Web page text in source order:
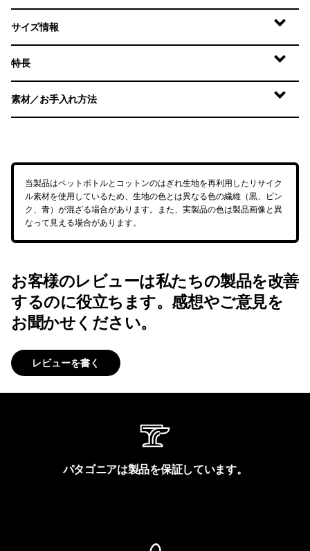
サイズ情報
特長
素材／お手入れ方法
当製品はペットボトルとコットンのはぎれ生地を再利用したリサイク
ル素材を使用しているため、生地の色とは異なる色の繊維（黒、ピン
ク、青）が混ざる場合があります。また、実製品の色は製品画像と異
なって見える場合があります。
お客様のレビューは私たちの製品を改善
するのに役立ちます。感想やご意見を
お聞かせください。
レビューを書く
パタゴニアは製品を保証しています。